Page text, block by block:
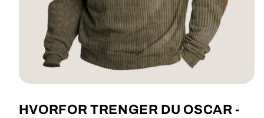
HVORFOR TRENGER DU OSCAR -